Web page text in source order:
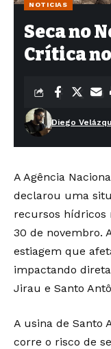
NOTICIAS
Seca no
Crítica
Diego
A Agência
declarou uma
recursos hídricos
30 de novembro.
estiagem que
impactando
Jirau e Santo
A usina de Santo
corre o risco de